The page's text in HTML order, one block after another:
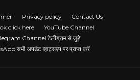
Privacy policy
Contact Us
click here
YouTube Channel
Channel टेलीग्राम से जुड़े
सभी अपडेट व्हाट्सएप पर प्राप्त करें